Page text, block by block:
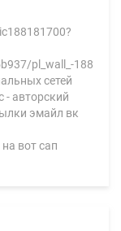
pl_wall_-
сетей
- авторский
эмайл вк
вот сап